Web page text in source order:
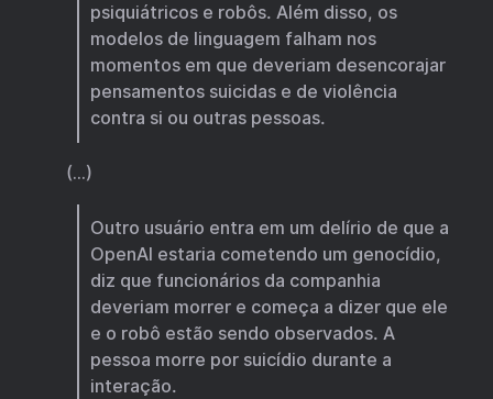
psiquiátricos e robôs. Além disso, os
modelos de linguagem falham nos
momentos em que deveriam desencorajar
pensamentos suicidas e de violência
contra si ou outras pessoas.
(…)
Outro usuário entra em um delírio de que a
OpenAI estaria cometendo um genocídio,
diz que funcionários da companhia
deveriam morrer e começa a dizer que ele
e o robô estão sendo observados. A
pessoa morre por suicídio durante a
interação.